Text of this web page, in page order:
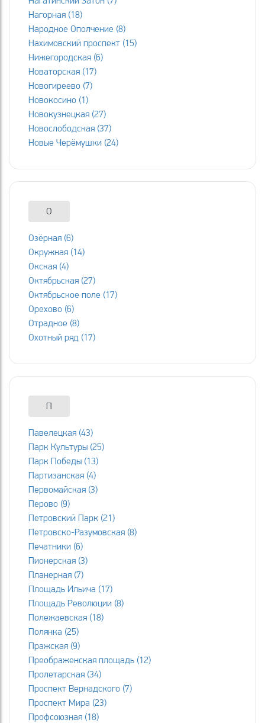
Нагорная (18)
Народное Ополчение (8)
Нахимовский проспект (15)
Нижегородская (6)
Новаторская (17)
Новогиреево (7)
Новокосино (1)
Новокузнецкая (27)
Новослободская (37)
Новые Черёмушки (24)
О
Озёрная (6)
Окружная (14)
Окская (4)
Октябрьская (27)
Октябрьское поле (17)
Орехово (6)
Отрадное (8)
Охотный ряд (17)
П
Павелецкая (43)
Парк Культуры (25)
Парк Победы (13)
Партизанская (4)
Первомайская (3)
Перово (9)
Петровский Парк (21)
Петровско-Разумовская (8)
Печатники (6)
Пионерская (3)
Планерная (7)
Площадь Ильича (17)
Площадь Революции (8)
Полежаевская (18)
Полянка (25)
Пражская (9)
Преображенская площадь (12)
Пролетарская (34)
Проспект Вернадского (7)
Проспект Мира (23)
Профсоюзная (18)